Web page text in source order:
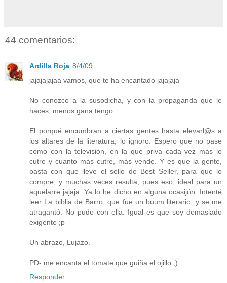
44 comentarios:
Ardilla Roja 8/4/09
jajajajajaa vamos, que te ha encantado jajajaja
No conozco a la susodicha, y con la propaganda que le
haces, menos gana tengo.
El porqué encumbran a ciertas gentes hasta elevarl@s a
los altares de la literatura, lo ignoro. Espero que no pase
como con la televisión, en la que priva cada vez más lo
cutre y cuanto más cutre, más vende. Y es que la gente,
basta con que lleve el sello de Best Seller, para que lo
compre, y muchas veces resulta, pues eso, ideal para un
aquelarre jajaja. Ya lo he dicho en alguna ocasijón. Intenté
leer La biblia de Barro, que fue un buum literario, y se me
atragantó. No pude con ella. Igual es que soy demasiado
exigente ;p
Un abrazo, Lujazo.
PD- me encanta el tomate que guiña el ojillo ;)
Responder